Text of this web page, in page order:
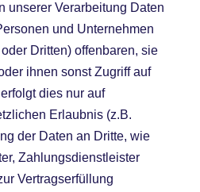
unserer Verarbeitung Daten
und Unternehmen
Dritten) offenbaren, sie
ihnen sonst Zugriff auf
dies nur auf
Erlaubnis (z.B.
der Daten an Dritte, wie
Zahlungsdienstleister
Vertragserfüllung